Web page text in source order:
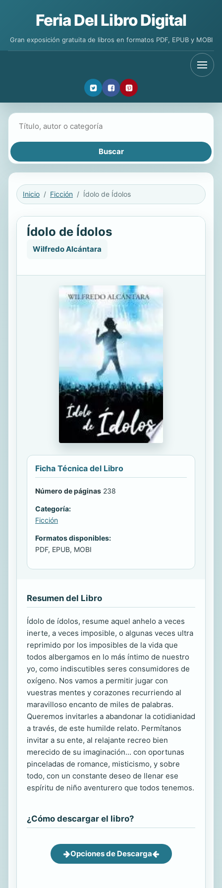
Feria Del Libro Digital
Gran exposición gratuita de libros en formatos PDF, EPUB y MOBI
Inicio Ficción Ídolo de Ídolos
Ídolo de Ídolos
Wilfredo Alcántara
Ficha Técnica del Libro
Número de páginas 238
Categoría:
Ficción
Formatos disponibles:
PDF, EPUB, MOBI
Resumen del Libro
Ídolo de ídolos, resume aquel anhelo a veces
inerte, a veces imposible, o algunas veces ultra
reprimido por los imposibles de la vida que
todos albergamos en lo más íntimo de nuestro
yo, como indiscutibles seres consumidores de
oxígeno. Nos vamos a permitir jugar con
vuestras mentes y corazones recurriendo al
maravilloso encanto de miles de palabras.
Queremos invitarles a abandonar la cotidianidad
a través, de este humilde relato. Permítanos
invitar a su ente, al relajante recreo bien
merecido de su imaginación... con oportunas
pinceladas de romance, misticismo, y sobre
todo, con un constante deseo de llenar ese
espíritu de niño aventurero que todos tenemos.
¿Cómo descargar el libro?
Opciones de Descarga